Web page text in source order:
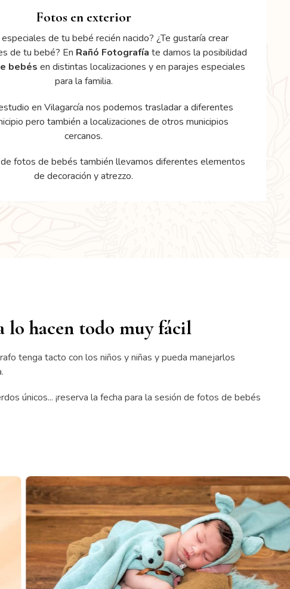
Fotos en exterior
de tu bebé recién nacido? ¿Te gustaría crear
de tu bebé? En Rañó Fotografía te damos la posibilidad
bebés en distintas localizaciones y en parajes especiales
para la familia.
en Vilagarcía nos podemos trasladar a diferentes
pero también a localizaciones de otros municipios
cercanos.
fotos de bebés también llevamos diferentes elementos
de decoración y atrezzo.
lo hacen todo muy fácil
tenga tacto con los niños y niñas y pueda manejarlos
únicos... ¡reserva la fecha para la sesión de fotos de bebés